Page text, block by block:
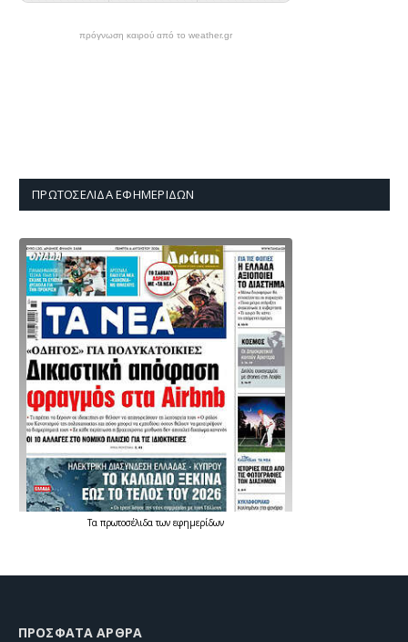
πρόγνωση καιρού από το weather.gr
ΠΡΩΤΟΣΈΛΙΔΑ ΕΦΗΜΕΡΊΔΩΝ
Τα πρωτοσέλιδατων εφημερίδων
ΠΡΌΣΦΑΤΑ ΆΡΘΡΑ